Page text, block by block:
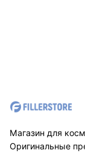
Магазин для
Оригинальные